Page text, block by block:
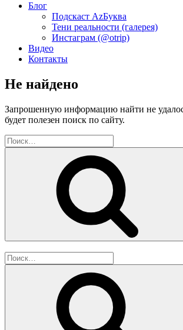
Блог
Подскаст АzБуква
Тени реальности (галерея)
Инстаграм (@otrip)
Видео
Контакты
Не найдено
Запрошенную информацию найти не
будет полезен поиск по сайту.
Искать:
Искать: